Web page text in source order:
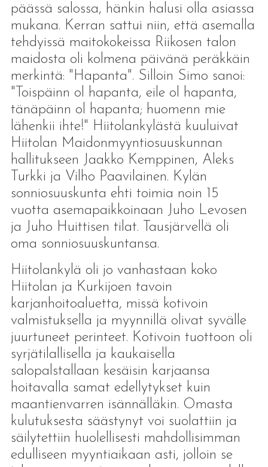
päässä salossa, hänkin halusi olla asiassa
mukana. Kerran sattui niin, että asemalla
tehdyissä maitokokeissa Riikosen talon
maidosta oli kolmena päivänä peräkkäin
merkintä: "Hapanta". Silloin Simo sanoi:
"Toispäinn ol hapanta, eile ol hapanta,
tänäpäinn ol hapanta; huomenn mie
lähenkii ihte!" Hiitolankylästä kuuluivat
Hiitolan Maidonmyyntiosuuskunnan
hallitukseen Jaakko Kemppinen, Aleks
Turkki ja Vilho Paavilainen. Kylän
sonniosuuskunta ehti toimia noin 15
vuotta asemapaikkoinaan Juho Levosen
ja Juho Huittisen tilat. Tausjärvellä oli
oma sonniosuuskuntansa.
Hiitolankylä oli jo vanhastaan koko
Hiitolan ja Kurkijoen tavoin
karjanhoitoaluetta, missä kotivoin
valmistuksella ja myynnillä olivat syvälle
juurtuneet perinteet. Kotivoin tuottoon oli
syrjätilallisella ja kaukaisella
salopalstallaan kesäisin karjaansa
hoitavalla samat edellytykset kuin
maantienvarren isännälläkin. Omasta
kulutuksesta säästynyt voi suolattiin ja
säilytettiin huolellisesti mahdollisimman
edulliseen myyntiaikaan asti, jolloin se